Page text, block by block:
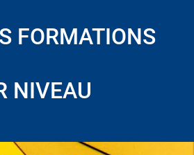
FORMATIONS
NIVEAU